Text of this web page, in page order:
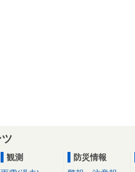
観測
防災情報